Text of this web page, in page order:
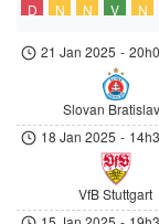
D N N V N
21 Jan 2025 -
Slovan
18 Jan 2025 -
VfB Stuttgart